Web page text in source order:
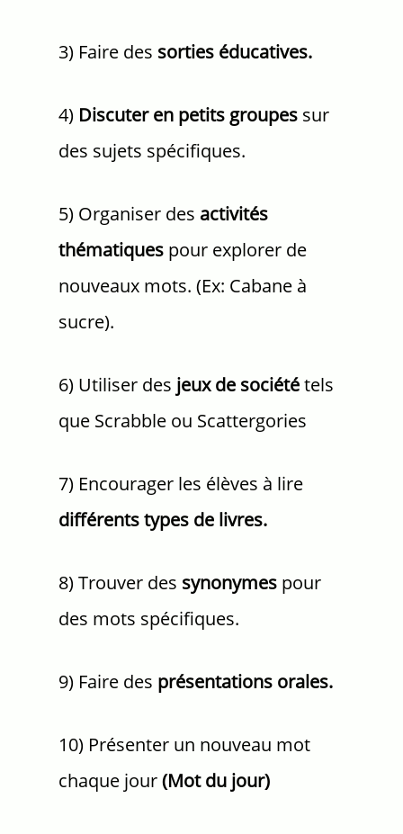
3) Faire des sorties éducatives.
4) Discuter en petits groupes sur
des sujets spécifiques.
5) Organiser des activités
thématiques pour explorer de
nouveaux mots. (Ex: Cabane à
sucre).
6) Utiliser des jeux de sociététels
que Scrabble ou Scattergories
7) Encourager les élèves à lire
différents types de livres.
8) Trouver des synonymes pour
des mots spécifiques.
9) Faire des présentations orales.
10) Présenter un nouveau mot
chaque jour(Mot du jour)